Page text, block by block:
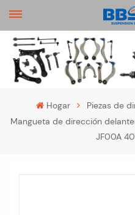
Hogar
Piezas de
Mangueta de dirección
JF00A